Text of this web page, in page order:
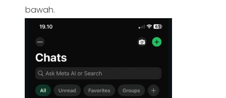
bawah.